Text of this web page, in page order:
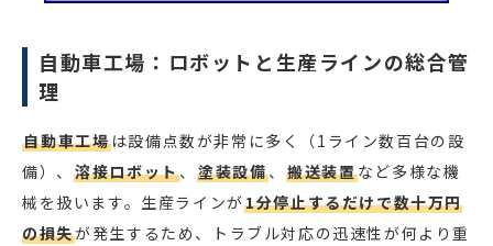
自動車工場：ロボットと生産ラインの総合管
理
自動車工場は設備点数が非常に多く（1ライン数百台の設
備）、 溶接ロボット、 塗装設備、 搬送装置など多様な機
械を扱います。生産ラインが1分停止するだけで数十万円
の損失が発生するため、トラブル対応の迅速性が何より重